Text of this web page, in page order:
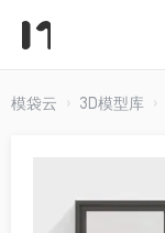
模袋云 3D模型库